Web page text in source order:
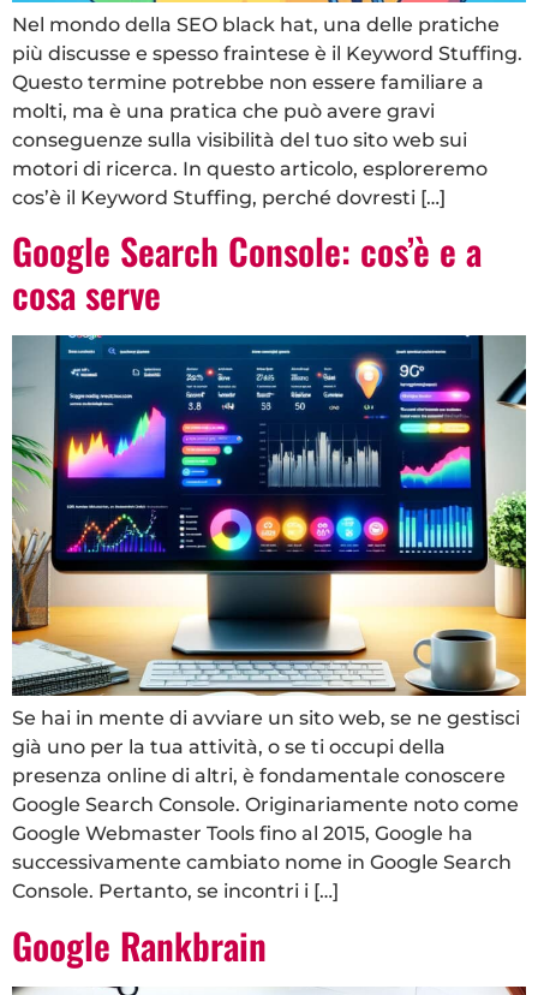
Nel mondo della SEO black hat, una delle pratiche
più discusse e spesso fraintese è il Keyword Stuffing.
Questo termine potrebbe non essere familiare a
molti, ma è una pratica che può avere gravi
conseguenze sulla visibilità del tuo sito web sui
motori di ricerca. In questo articolo, esploreremo
cos’è il Keyword Stuffing, perché dovresti […]
Google Search Console: cos’è e a
cosa serve
Se hai in mente di avviare un sito web, se ne gestisci
già uno per la tua attività, o se ti occupi della
presenza online di altri, è fondamentale conoscere
Google Search Console. Originariamente noto come
Google Webmaster Tools fino al 2015, Google ha
successivamente cambiato nome in Google Search
Console. Pertanto, se incontri i […]
Google Rankbrain